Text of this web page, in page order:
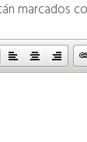
marcados